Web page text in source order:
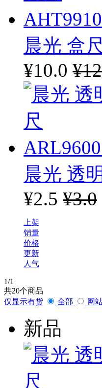
晨光 盒
¥10.0
晨光 透
¥2.5 ¥3.0
上架
销量
价格
更新
人气
1/1
共20个商品
仅显示有货
全部 网
新品